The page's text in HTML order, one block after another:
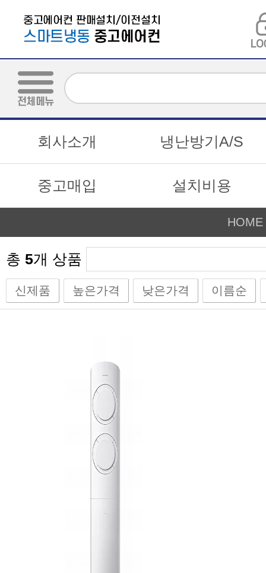
회사소개 냉난방기A/S
중고매입 설치비용
HOME
총 5개 상품
신제품 높은가격 낮은가격 이름순